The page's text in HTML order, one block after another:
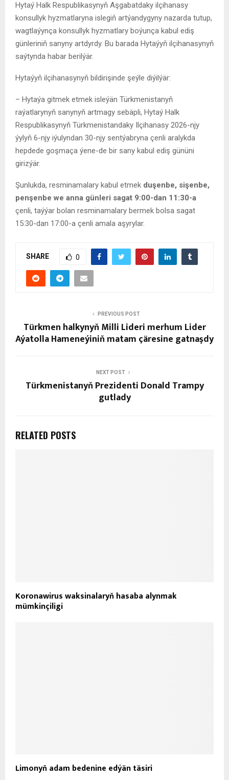
Hytaý Halk Respublikasynyň Aşgabatdaky ilçihanasy
konsullyk hyzmatlaryna islegiň artýandygyny nazarda tutup,
wagtlaýynça konsullyk hyzmatlary boýunça kabul ediş
günleriniň sanyny artdyrdy. Bu barada Hytaýyň ilçihanasynyň
saýtynda habar berilýär.
Hytaýyň ilçihanasynyň bildirişinde şeýle diýilýär:
– Hytaýa gitmek etmek isleýän Türkmenistanyň
raýatlarynyň sanynyň artmagy sebäpli, Hytaý Halk
Respublikasynyň Türkmenistandaky Ilçihanasy 2026-njy
ýylyň 6-njy iýulyndan 30-njy sentýabryna çenli aralykda
hepdede goşmaça ýene-de bir sany kabul ediş gününi
girizýär.
Şunlukda, resminamalary kabul etmek duşenbe, sişenbe,
penşenbe we anna günleri sagat 9:00-dan 11:30-a
çenli, taýýar bolan resminamalary bermek bolsa sagat
15:30-dan 17:00-a çenli amala aşyrylar.
SHARE 0
PREVIOUS POST
Türkmen halkynyň Milli Lideri merhum Lider
Aýatolla Hameneýiniň matam çäresine gatnaşdy
NEXT POST
Türkmenistanyň Prezidenti Donald Trampy
gutlady
RELATED POSTS
Koronawirus waksinalaryň hasaba alynmak
mümkinçiligi
Limonyň adam bedenine edýän täsiri